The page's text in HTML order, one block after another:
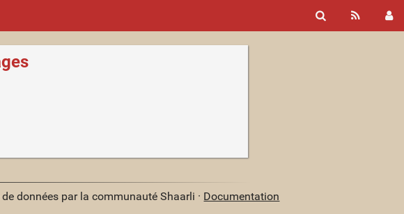
données par la communauté Shaarli · Documentation